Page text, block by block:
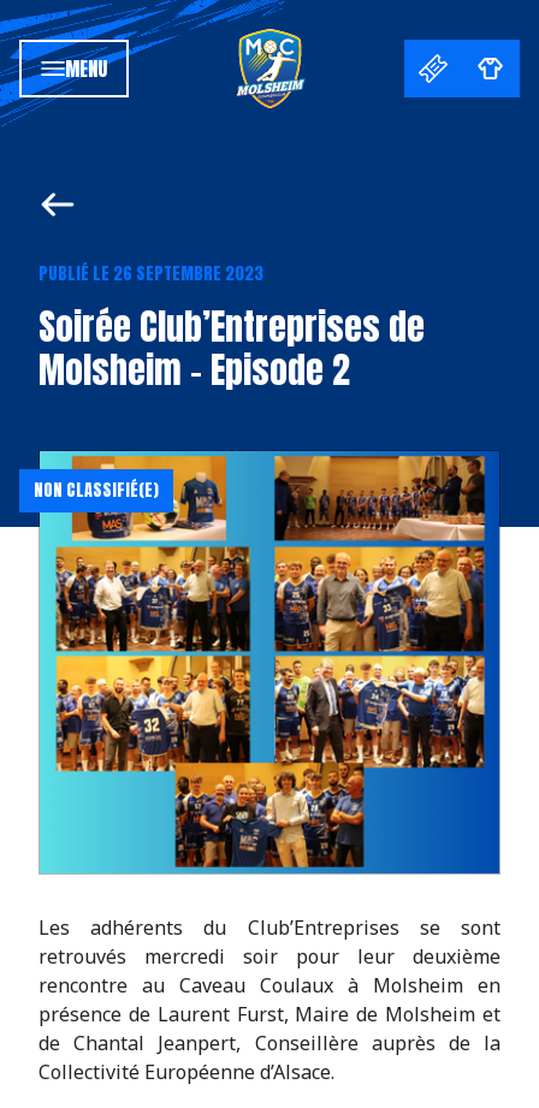
MENU
PUBLIÉ LE 26 SEPTEMBRE 2023
Soirée Club’Entreprises de
Molsheim – Episode 2
NON CLASSIFIÉ(E)
Les adhérents du Club’Entreprises se sont
retrouvés mercredi soir pour leur deuxième
rencontre au Caveau Coulaux à Molsheim en
présence de Laurent Furst, Maire de Molsheim et
de Chantal Jeanpert, Conseillère auprès de la
Collectivité Européenne d’Alsace.